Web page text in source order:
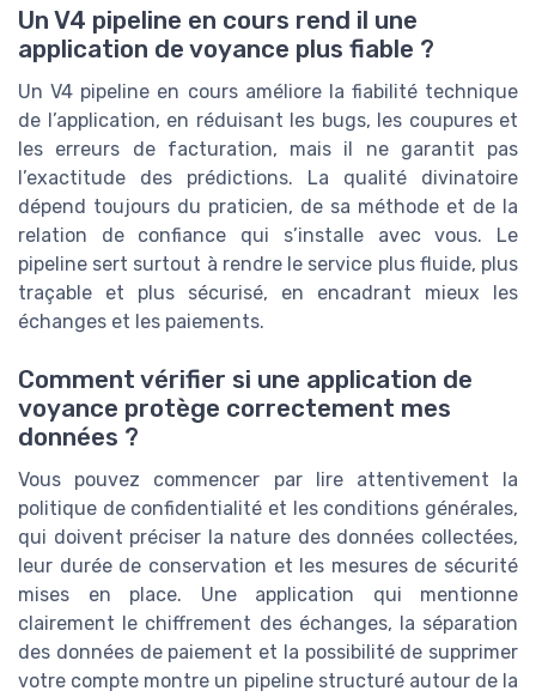
Un V4 pipeline en cours rend il une
application de voyance plus fiable ?
Un V4 pipeline en cours améliore la fiabilité technique
de l’application, en réduisant les bugs, les coupures et
les erreurs de facturation, mais il ne garantit pas
l’exactitude des prédictions. La qualité divinatoire
dépend toujours du praticien, de sa méthode et de la
relation de confiance qui s’installe avec vous. Le
pipeline sert surtout à rendre le service plus fluide, plus
traçable et plus sécurisé, en encadrant mieux les
échanges et les paiements.
Comment vérifier si une application de
voyance protège correctement mes
données ?
Vous pouvez commencer par lire attentivement la
politique de confidentialité et les conditions générales,
qui doivent préciser la nature des données collectées,
leur durée de conservation et les mesures de sécurité
mises en place. Une application qui mentionne
clairement le chiffrement des échanges, la séparation
des données de paiement et la possibilité de supprimer
votre compte montre un pipeline structuré autour de la